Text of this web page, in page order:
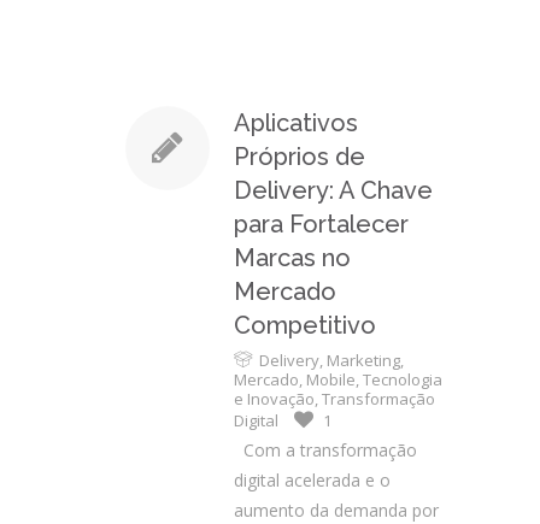
Aplicativos
Próprios de
Delivery: A Chave
para Fortalecer
Marcas no
Mercado
Competitivo
Delivery, Marketing,
Mercado, Mobile,Tecnologia
e Inovação,Transformação
Digital
1
Com a transformação
digital acelerada e o
aumento da demanda por